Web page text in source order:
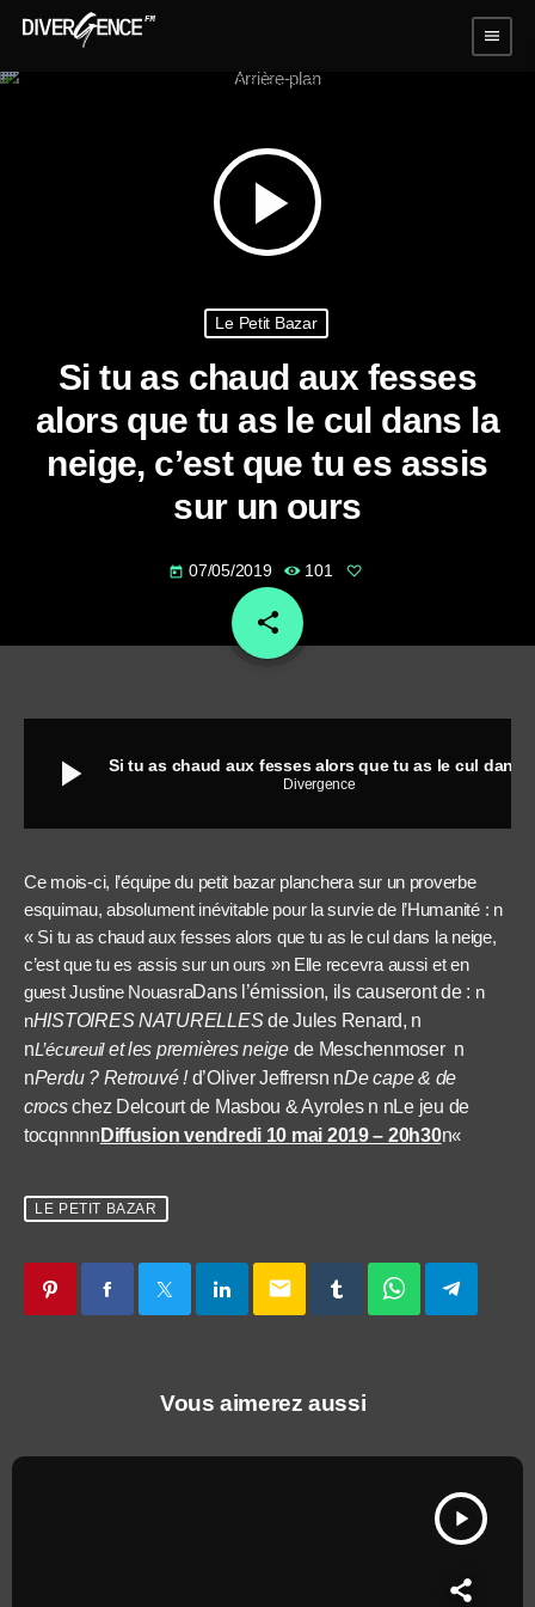
menu
play_arrow
Le Petit Bazar
Si tu as chaud aux fesses
alors que tu as le cul dans la
neige, c’est que tu es assis
sur un ours
today 07/05/2019 101
share
email
play_arrow Divergence
Ce mois-ci, l’équipe du petit bazar planchera sur un proverbe
esquimau, absolument inévitable pour la survie de l’Humanité : n
« Si tu as chaud aux fesses alors que tu as le cul dans la neige,
c’est que tu es assis sur un ours »n Elle recevra aussi et en
guest Justine NouasraDans l’émission, ils causeront de : n
nHISTOIRES NATURELLESde Jules Renard, n
nL’écureuilet les premières neigede Meschenmoser n
nPerdu ? Retrouvé !d’Oliver Jeffrersn nDe cape & de
crocschez Delcourt de Masbou & Ayroles n nLe jeu de
tocqnnnn Diffusion vendredi 10 mai 2019 – 20h30n«
LE PETIT BAZAR
email
Vous aimerez aussi
play_arrow